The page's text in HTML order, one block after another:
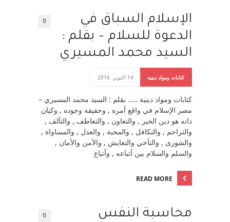
الإسلام السباق في
الدعوة للسلام – بقلم :
السيد محمد المسيري
0
كتابات ومواد دينية 14 أكتوبر، 2016
كتابات ومواد دينية ….. بقلم : السيد محمد المسيري –
مصر الإسلام في واقع أمره , وحقيقة وجوده , وكيان
ذاته هو دين الخير , والتعاون , والتعاطف , والتآلف ,
والتراحم , والتكافل , والمحبة , والعدل , والمساواة ,
والشورى , والتآخي والتعايش , والأمن والأمان ,
والسلم والسلام بين أتباعه , وأتباع
READ MORE
محاسبة النفس 0